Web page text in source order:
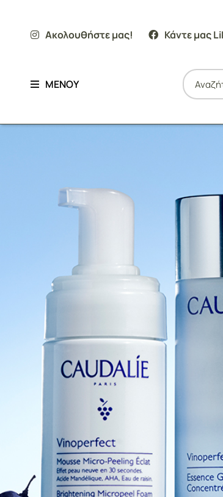
ΜΕΝΟΥ
Ακολουθήστε μας! Κάντε μας